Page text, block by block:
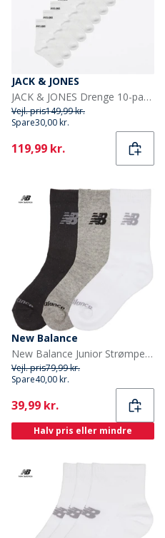
JACK & JONES
JACK & JONES Drenge 10-pak Regen Tennissokker Hvid
Vejl. pris149,99 kr.
Spare30,00 kr.
Current
119,99 kr.
New Balance
New Balance Junior Strømper med Polstring 3-Pak Multi
Vejl. pris79,99 kr.
Spare40,00 kr.
Current
39,99 kr.
Halv pris eller mindre